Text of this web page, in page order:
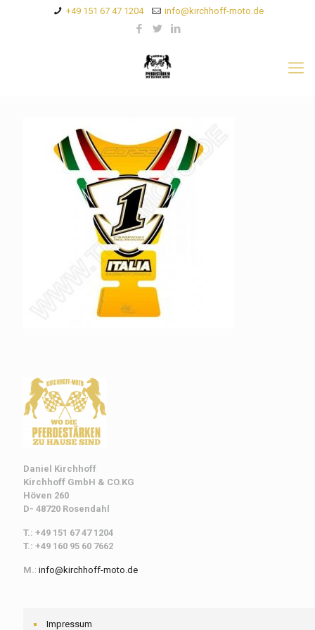
+49 151 67 47 1204 info@kirchhoff-moto.de
Daniel Kirchhoff
Kirchhoff GmbH & CO.KG
Höven 260
D- 48720 Rosendahl
T.: +49 151 67 47 1204
T.: +49 160 95 60 7662
M.: info@kirchhoff-moto.de
Impressum